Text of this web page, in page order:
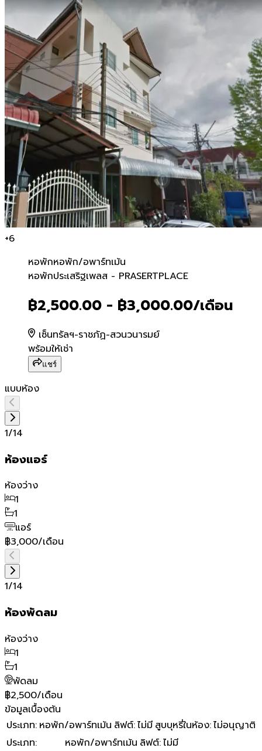
+6
หอพักหอพัก/อพาร์ทเม้น
หอพักประเสริฐเพลส -
หอพักประเสริฐเพลส - PRASERTPLACE
฿2,500.00 - ฿3,000.00/เดือน
เซ็นทรัลฯ-ราชภัฏ-สวนวนารมย์
พร้อมให้เช่า
แชร์
แบบห้อง
1/14
ห้องแอร์
ห้องว่าง
1
1
แอร์
฿3,000/เดือน
1/14
ห้องพัดลม
ห้องว่าง
1
1
พัดลม
฿2,500/เดือน
ข้อมูลเบื้องต้น
ประเภท: หอพัก/อพาร์ทเม้น ลิฟต์:ไม่มี สูบบุหรี่ในห้อง:ไม่อนุญาติ
ประเภท: หอพัก/อพาร์ทเม้น ลิฟต์:ไม่มี